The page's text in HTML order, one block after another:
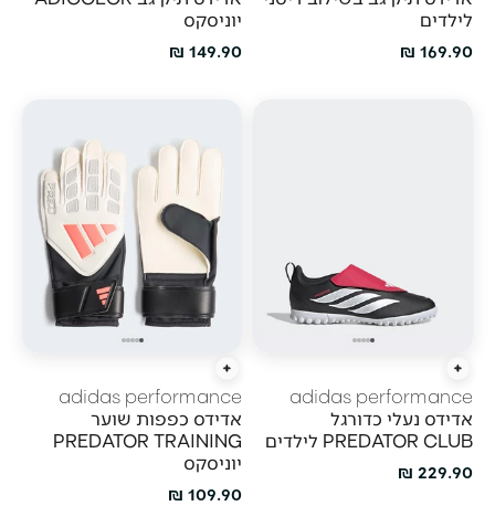
לילדים
מחיר מבצע
169.90 ₪
יוניסקס
מחיר מבצע
149.90 ₪
הוספה מהירה
adidas performance
אדידס נעלי כדורגל
PREDATOR CLUB לילדים
מחיר מבצע
229.90 ₪
הוספה מהירה
adidas performance
אדידס כפפות שוער
PREDATOR TRAINING
יוניסקס
מחיר מבצע
109.90 ₪